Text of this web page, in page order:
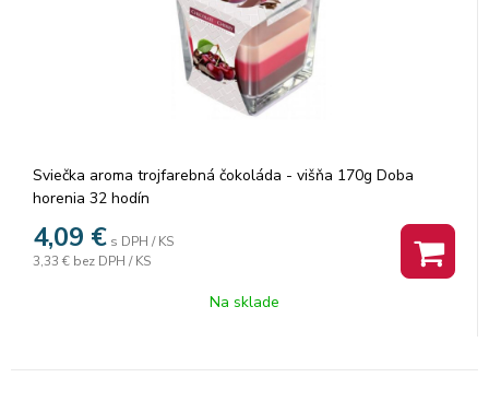
Sviečka aroma trojfarebná čokoláda - višňa 170g Doba
horenia 32 hodín
4,09 € s DPH / KS
3,33 € bez DPH / KS
Na sklade